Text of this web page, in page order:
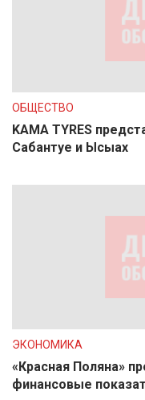
ОБЩЕСТВО
KAMA TYRES
Сабантуе и Ысыах
ЭКОНОМИКА
«Красная Поляна»
финансовые